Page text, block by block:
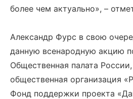
более чем актуально», –
Александр Фурс в свою
данную всенародную акцию
Общественная палата
общественная организация
Фонд поддержки проекта